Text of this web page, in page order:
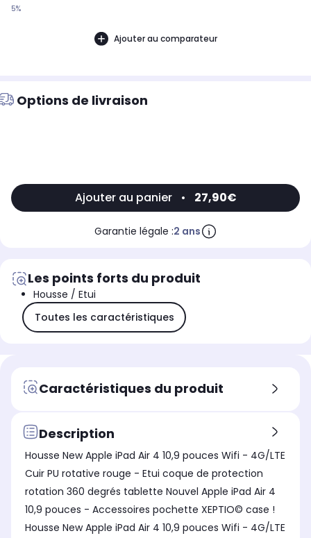
5%
Ajouter au comparateur
Options de livraison
Ajouter au panier • 27,90€
Garantie légale :2 ans
Les points forts du produit
Housse / Etui
Toutes les caractéristiques
Caractéristiques du produit
Description
Housse New Apple iPad Air 4 10,9 pouces Wifi - 4G/LTE
Cuir PU rotative rouge - Etui coque de protection
rotation 360 degrés tablette Nouvel Apple iPad Air 4
10,9 pouces - Accessoires pochette XEPTIO© case !
Housse New Apple iPad Air 4 10,9 pouces Wifi - 4G/LTE